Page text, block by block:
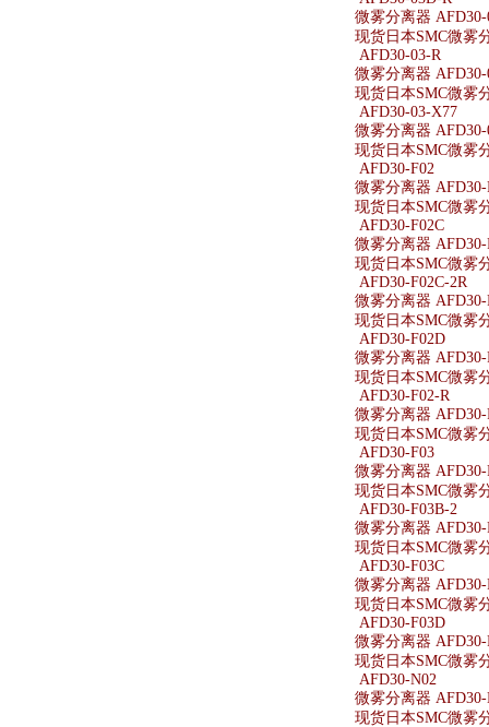
微雾分离器 AFD30-
现货日本SMC微雾
AFD30-03-R
微雾分离器 AFD30-
现货日本SMC微雾
AFD30-03-X77
微雾分离器 AFD30-
现货日本SMC微雾
AFD30-F02
微雾分离器 AFD30-
现货日本SMC微雾
AFD30-F02C
微雾分离器 AFD30-
现货日本SMC微雾
AFD30-F02C-2R
微雾分离器 AFD30-
现货日本SMC微雾
AFD30-F02D
微雾分离器 AFD30-
现货日本SMC微雾
AFD30-F02-R
微雾分离器 AFD30-
现货日本SMC微雾
AFD30-F03
微雾分离器 AFD30-
现货日本SMC微雾
AFD30-F03B-2
微雾分离器 AFD30-
现货日本SMC微雾
AFD30-F03C
微雾分离器 AFD30-
现货日本SMC微雾
AFD30-F03D
微雾分离器 AFD30-
现货日本SMC微雾
AFD30-N02
微雾分离器 AFD30-
现货日本SMC微雾